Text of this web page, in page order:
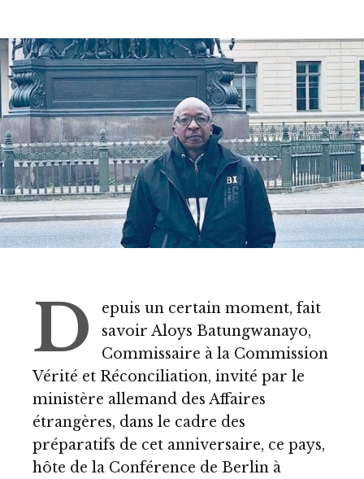
D
epuis un certain moment, fait
savoir Aloys Batungwanayo,
Commissaire à la Commission
Vérité et Réconciliation, invité par le
ministère allemand des Affaires
étrangères, dans le cadre des
préparatifs de cet anniversaire, ce pays,
hôte de la Conférence de Berlin à